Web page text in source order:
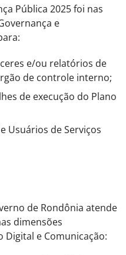
Pública 2025 foi nas
e
e/ou relatórios de
de controle interno;
de execução do Plano
Usuários de Serviços
de Rondônia atende
dimensões
Digital e Comunicação: